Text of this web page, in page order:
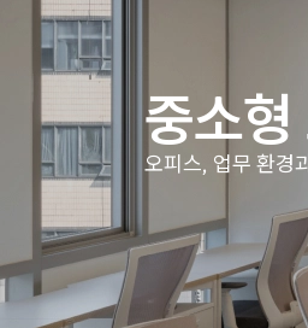
중소
오피스, 업무 환경